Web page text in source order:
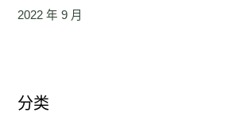
2022 年 9 月
分类